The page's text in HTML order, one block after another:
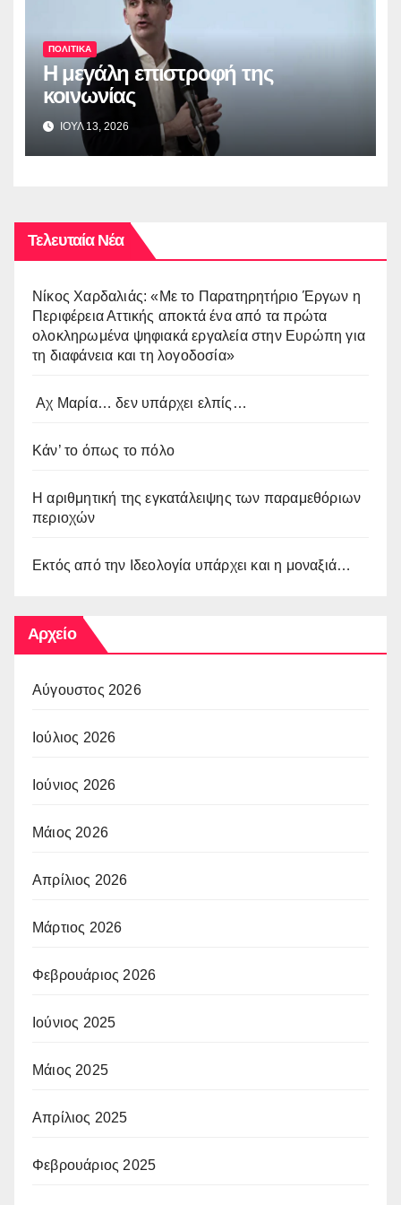
ΠΟΛΙΤΙΚΑ
Η μεγάλη επιστροφή της
κοινωνίας
ΙΟΥΛ 13, 2026
Τελευταία Νέα
Νίκος Χαρδαλιάς: «Με το Παρατηρητήριο Έργων η
Περιφέρεια Αττικής αποκτά ένα από τα πρώτα
ολοκληρωμένα ψηφιακά εργαλεία στην Ευρώπη για
τη διαφάνεια και τη λογοδοσία»
Αχ Μαρία… δεν υπάρχει ελπίς…
Κάν’ το όπως το πόλο
Η αριθμητική της εγκατάλειψης των παραμεθόριων
περιοχών
Εκτός από την Ιδεολογία υπάρχει και η μοναξιά…
Αρχείο
Αύγουστος 2026
Ιούλιος 2026
Ιούνιος 2026
Μάιος 2026
Απρίλιος 2026
Μάρτιος 2026
Φεβρουάριος 2026
Ιούνιος 2025
Μάιος 2025
Απρίλιος 2025
Φεβρουάριος 2025